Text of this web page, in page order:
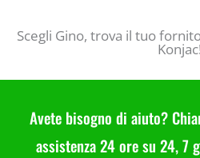
Scegli Gino, trova il tuo
Konjac!
Avete bisogno di aiuto?
assistenza 24 ore su 24, 7